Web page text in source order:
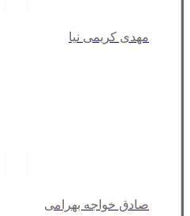
مهدی کریمی نیا
صادق خواجه بهرامی